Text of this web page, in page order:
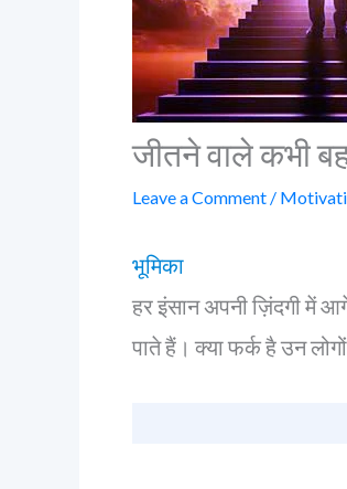
जीतने वाले कभी
Leave a Comment /
भूमिका
हर इंसान अपनी ज़िंदगी में
पाते हैं। क्या फर्क है उन